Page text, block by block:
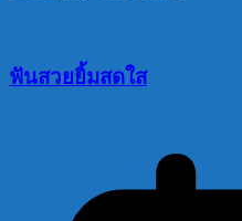
ฟันสวยยิ้มสดใส